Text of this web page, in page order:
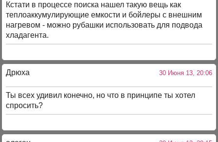
Кстати в процессе поиска нашел такую вещь как
теплоаккумулирующие емкости и бойлеры с внешним
нагревом - можно рубашки использовать для подвода
хладагента.
Дрюха 30 Июня 13, 20:06
Ты всех удивил конечно, но что в принципе ты хотел
спросить?